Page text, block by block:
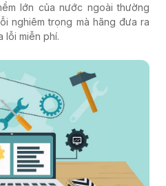
lớn của nước ngoài thường
nghiêm trọng mà hãng đưa ra
lỗi miễn phí.